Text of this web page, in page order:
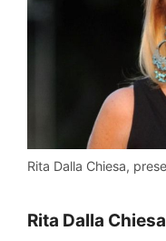
Rita Dalla Chiesa,
Rita Dalla Chiesa